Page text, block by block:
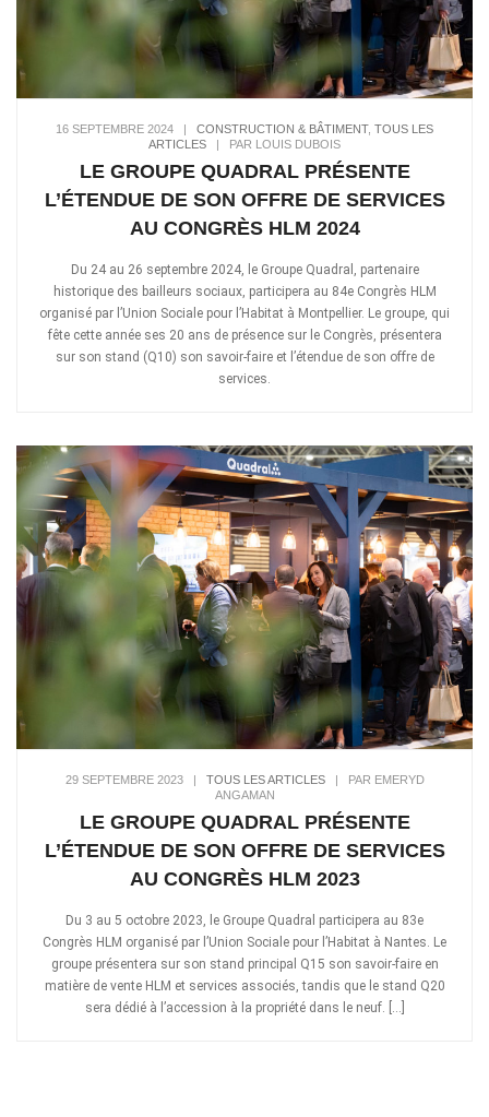
16 SEPTEMBRE 2024 | CONSTRUCTION & BÂTIMENT, TOUS LES
ARTICLES | PAR LOUIS DUBOIS
LE GROUPE QUADRAL PRÉSENTE
L’ÉTENDUE DE SON OFFRE DE SERVICES
AU CONGRÈS HLM 2024
Du 24 au 26 septembre 2024, le Groupe Quadral, partenaire
historique des bailleurs sociaux, participera au 84e Congrès HLM
organisé par l’Union Sociale pour l’Habitat à Montpellier. Le groupe, qui
fête cette année ses 20 ans de présence sur le Congrès, présentera
sur son stand (Q10) son savoir-faire et l’étendue de son offre de
services.
29 SEPTEMBRE 2023| TOUS LES ARTICLES|
PAR EMERYD
ANGAMAN
LE GROUPE QUADRAL PRÉSENTE
L’ÉTENDUE DE SON OFFRE DE SERVICES
AU CONGRÈS HLM 2023
Du 3 au 5 octobre 2023, le Groupe Quadral participera au 83e
Congrès HLM organisé par l’Union Sociale pour l’Habitat à Nantes. Le
groupe présentera sur son stand principal Q15 son savoir-faire en
matière de vente HLM et services associés, tandis que le stand Q20
sera dédié à l’accession à la propriété dans le neuf. […]